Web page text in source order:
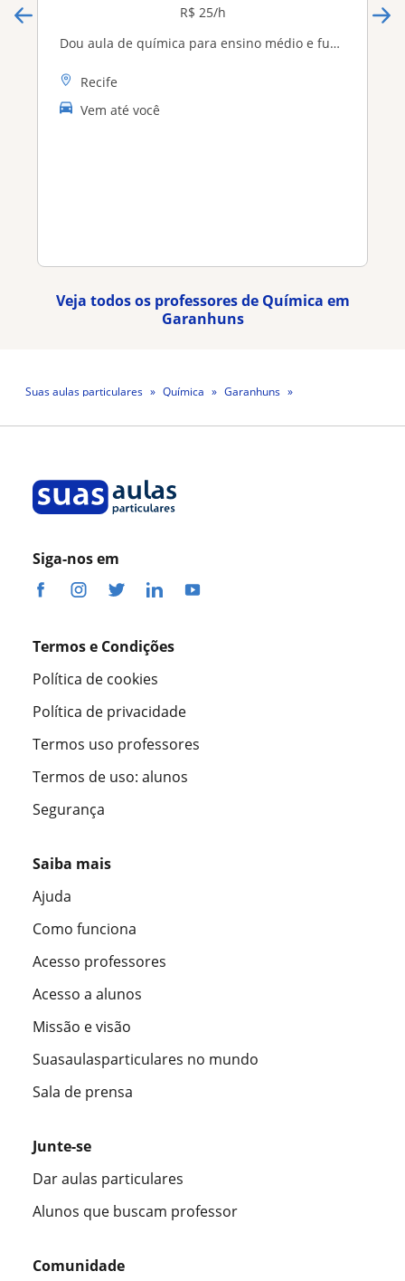
R$ 25/h
Dou aula de química para ensino médio e fundamental II
Recife
Vem até você
Veja todos os professores de Química em
Garanhuns
Suas aulas particulares Química
Garanhuns
Siga-nos em
Termos e Condições
Política de cookies
Política de privacidade
Termos uso professores
Termos de uso: alunos
Segurança
Saiba mais
Ajuda
Como funciona
Acesso professores
Acesso a alunos
Missão e visão
Suasaulasparticulares no mundo
Sala de prensa
Junte-se
Dar aulas particulares
Alunos que buscam professor
Comunidade